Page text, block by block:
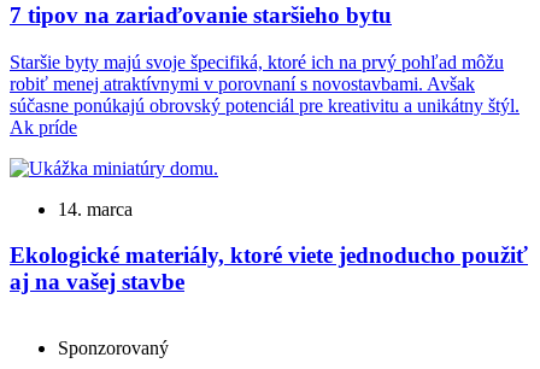
7 tipov na zariaďovanie staršieho bytu
Staršie byty majú svoje špecifiká, ktoré ich na prvý pohľad môžu
robiť menej atraktívnymi v porovnaní s novostavbami. Avšak
súčasne ponúkajú obrovský potenciál pre kreativitu a unikátny štýl.
Ak príde
14. marca
Ekologické materiály, ktoré viete jednoducho použiť
aj na vašej stavbe
Sponzorovaný